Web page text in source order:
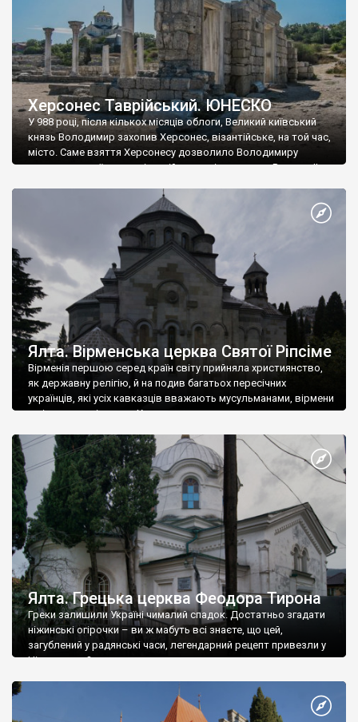
Херсонес Таврійський. ЮНЕСКО
У 988 році, після кількох місяців облоги, Великий київський
князь Володимир захопив Херсонес, візантійське, на той час,
місто. Саме взяття Херсонесу дозволило Володимиру
диктувати свої умови візантійському імператору Василю ІІ, та
Херсонесі Володимир-язичник, став Василем-християнином.
А потім було Хрещення Русі. На честь Херсонесу Таврійського
Ялта. Вірменська церква Святої Ріпсіме
Вірменія першою серед країн світу прийняла християнство,
як державну релігію, й на подив багатьох пересічних
українців, які усіх кавказців вважають мусульманами, вірмени
є відданими вірянами Христа
Ялта. Грецька церква Феодора Тирона
Греки залишили Україні чималий спадок. Достатньо згадати
ніжинські огірочки – ви ж мабуть всі знаєте, що цей,
загублений у радянські часи, легендарний рецепт привезли у
Ніжин греки?